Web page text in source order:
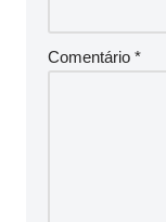
Comentário *